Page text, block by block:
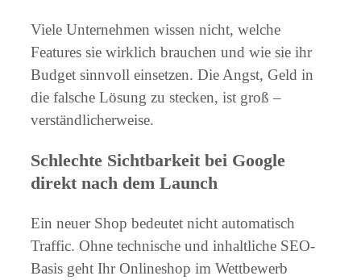
Viele Unternehmen wissen nicht, welche
Features sie wirklich brauchen und wie sie ihr
Budget sinnvoll einsetzen. Die Angst, Geld in
die falsche Lösung zu stecken, ist groß –
verständlicherweise.
Schlechte Sichtbarkeit bei Google
direkt nach dem Launch
Ein neuer Shop bedeutet nicht automatisch
Traffic. Ohne technische und inhaltliche SEO-
Basis geht Ihr Onlineshop im Wettbewerb